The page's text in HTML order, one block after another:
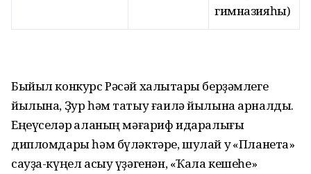
гимназияһы)
Быйыл конкурс Рәсәй халыҡтары берҙәмлеге
йылына, Ҙур һәм татыу ғаилә йылына арналды.
Еңеүселәр ҡаланың мәғариф идаралығы
дипломдары һәм бүләктәре, шулай уҡ «Планета»
сауҙа-күңел асыу үҙәгенән, «Ҡала кешеһе»